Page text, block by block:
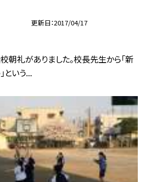
更新日 2017/04/17
朝礼がありました。校長先生から「新
という...